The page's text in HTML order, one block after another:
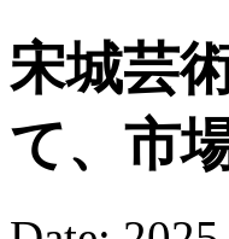
宋城芸
て、市